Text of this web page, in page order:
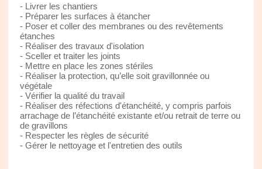
- Livrer les chantiers
- Préparer les surfaces à étancher
- Poser et coller des membranes ou des revêtements
étanches
- Réaliser des travaux d'isolation
- Sceller et traiter les joints
- Mettre en place les zones stériles
- Réaliser la protection, qu’elle soit gravillonnée ou
végétale
- Vérifier la qualité du travail
- Réaliser des réfections d'étanchéité, y compris parfois
arrachage de l’étanchéité existante et/ou retrait de terre ou
de gravillons
- Respecter les règles de sécurité
- Gérer le nettoyage et l'entretien des outils